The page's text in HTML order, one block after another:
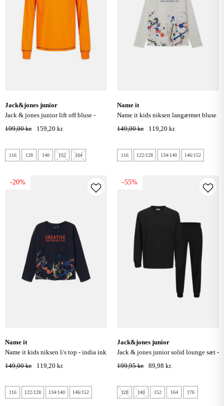
jack&jones junior
jack & jones junior lift off bluse -
exuberance
199,00 kr. 159,20 kr.
116 128 140 152 164
name it
name it kids niksen langærmet bluse
- jet stream
149,00 kr. 119,20 kr.
116 122/128 134/140 146/152
-20%
name it
name it kids niksen l/s top - india ink
149,00 kr.
119,20 kr.
116 122/128 134/140 146/152
-55%
jack&jones junior
jack & jones junior solid lounge sæt -
sort
199,95 kr. 89,98 kr.
128 140 152 164 176